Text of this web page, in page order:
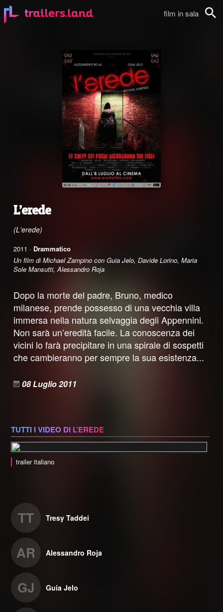
film in sala
L’erede
(L'erede)
2011 · Drammatico
Un film di Michael Zampino con Guia Jelo, Davide Lorino, Maria
Sole Mansutti, Alessandro Roja
Dopo la morte del padre, Bruno, medico
milanese, prende possesso di una vecchia villa
immersa nella natura selvaggia degli Appennini.
Non sarà un’eredità facile. La conoscenza dei
vicini lo farà precipitare in una spirale di sospetti
che cambieranno per sempre la sua esistenza...
08 Luglio 2011
TUTTI I VIDEO DI L’EREDE
trailer italiano
TT Tresy Taddei
AR Alessandro Roja
GJ Guia Jelo